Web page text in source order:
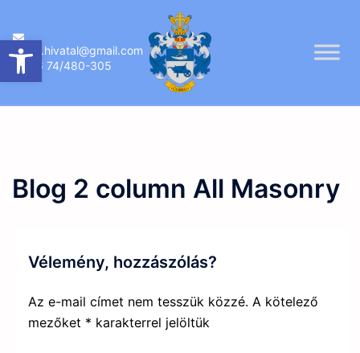
Eszköztár megnyitása
content
ujireg.hivatal@gmail.com
06 74/480-305
Blog 2 column All Masonry
Vélemény, hozzászólás?
Az e-mail címet nem tesszük közzé. A kötelező
mezőket * karakterrel jelöltük